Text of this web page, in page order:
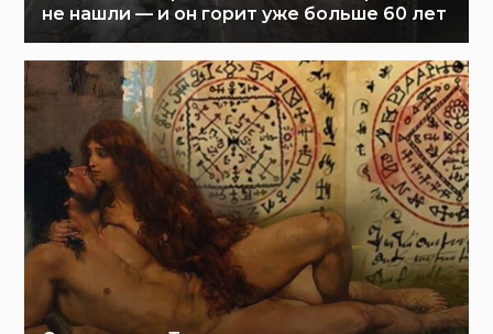
не нашли — и он горит уже больше 60 лет